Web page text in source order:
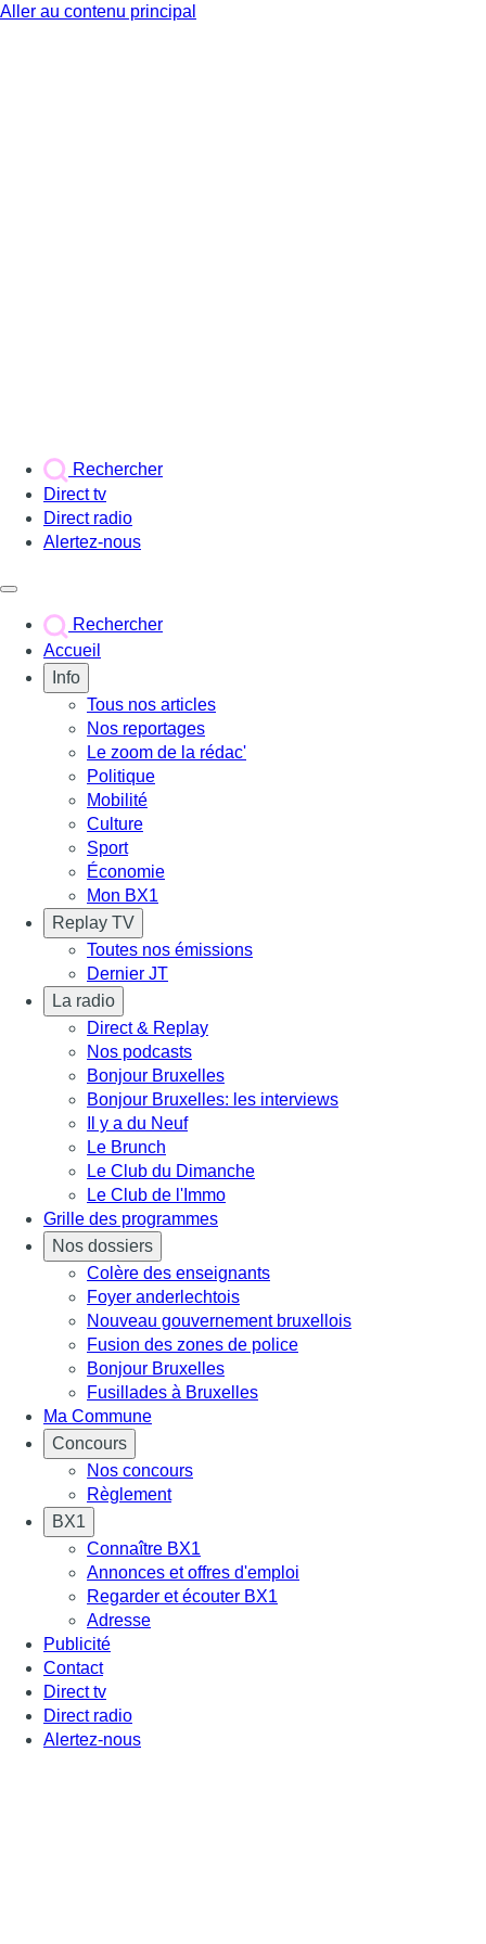
Aller au contenu principal
Rechercher
Direct tv
Direct radio
Alertez-nous
Rechercher
Accueil
Info
Tous nos articles
Nos reportages
Le zoom de la rédac'
Politique
Mobilité
Culture
Sport
Économie
Mon BX1
Replay TV
Toutes nos émissions
Dernier JT
La radio
Direct & Replay
Nos podcasts
Bonjour Bruxelles
Bonjour Bruxelles: les interviews
Il y a du Neuf
Le Brunch
Le Club du Dimanche
Le Club de l'Immo
Grille des programmes
Nos dossiers
Colère des enseignants
Foyer anderlechtois
Nouveau gouvernement bruxellois
Fusion des zones de police
Bonjour Bruxelles
Fusillades à Bruxelles
Ma Commune
Concours
Nos concours
Règlement
BX1
Connaître BX1
Annonces et offres d'emploi
Regarder et écouter BX1
Adresse
Publicité
Contact
Direct tv
Direct radio
Alertez-nous